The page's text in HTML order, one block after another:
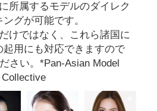
所属するモデルのダイレク
ングが可能です。
けではなく、これら諸国に
起用にも対応できますので
さい。*Pan-Asian Model
Collective